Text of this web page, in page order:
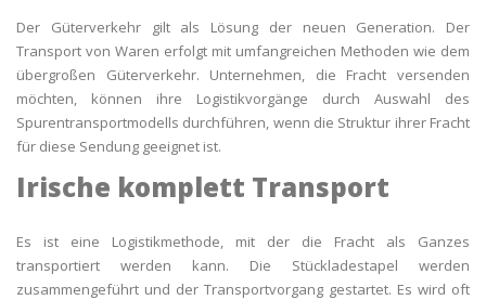
Der Güterverkehr gilt als Lösung der neuen Generation. Der
Transport von Waren erfolgt mit umfangreichen Methoden wie dem
übergroßen Güterverkehr. Unternehmen, die Fracht versenden
möchten, können ihre Logistikvorgänge durch Auswahl des
Spurentransportmodells durchführen, wenn die Struktur ihrer Fracht
für diese Sendung geeignet ist.
Irische komplett Transport
Es ist eine Logistikmethode, mit der die Fracht als Ganzes
transportiert werden kann. Die Stückladestapel werden
zusammengeführt und der Transportvorgang gestartet. Es wird oft